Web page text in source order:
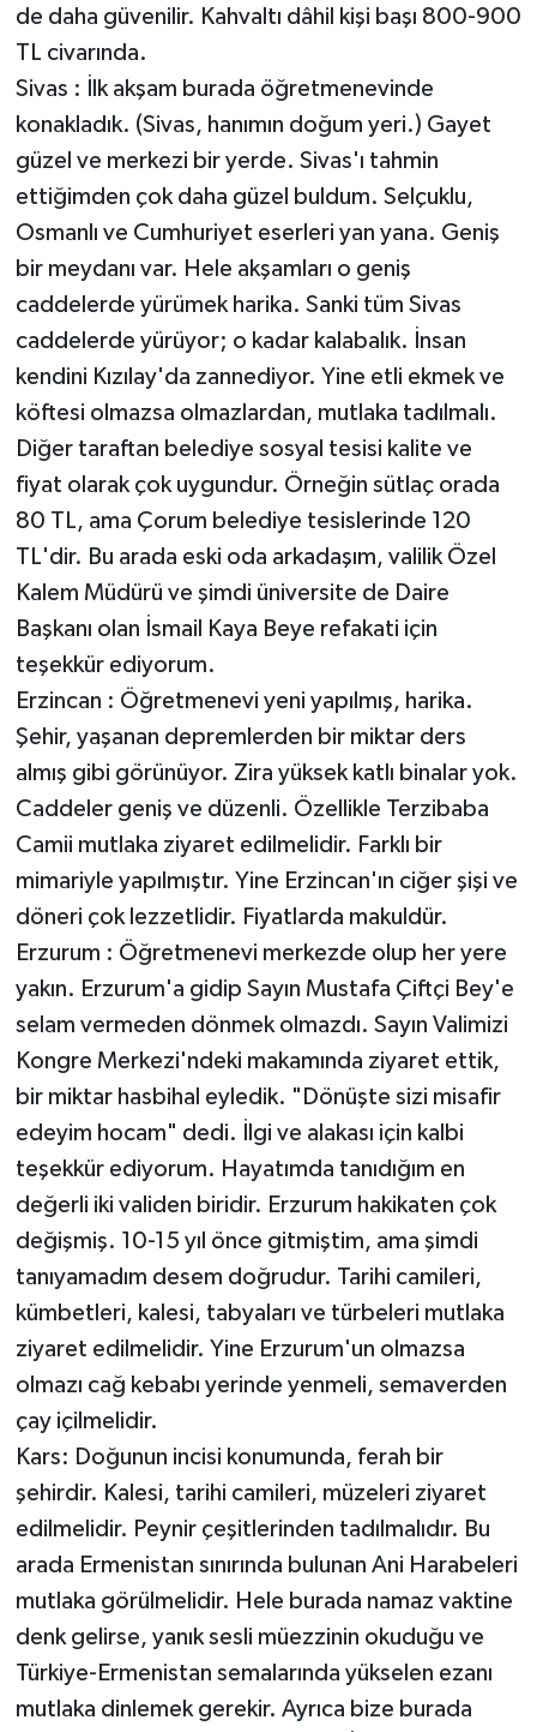
de daha güvenilir. Kahvaltı dâhil kişi başı 800-900
TL civarında.
Sivas : İlk akşam burada öğretmenevinde
konakladık. (Sivas, hanımın doğum yeri.) Gayet
güzel ve merkezi bir yerde. Sivas'ı tahmin
ettiğimden çok daha güzel buldum. Selçuklu,
Osmanlı ve Cumhuriyet eserleri yan yana. Geniş
bir meydanı var. Hele akşamları o geniş
caddelerde yürümek harika. Sanki tüm Sivas
caddelerde yürüyor; o kadar kalabalık. İnsan
kendini Kızılay'da zannediyor. Yine etli ekmek ve
köftesi olmazsa olmazlardan, mutlaka tadılmalı.
Diğer taraftan belediye sosyal tesisi kalite ve
fiyat olarak çok uygundur. Örneğin sütlaç orada
80 TL, ama Çorum belediye tesislerinde 120
TL'dir. Bu arada eski oda arkadaşım, valilik Özel
Kalem Müdürü ve şimdi üniversite de Daire
Başkanı olan İsmail Kaya Beye refakati için
teşekkür ediyorum.
Erzincan : Öğretmenevi yeni yapılmış, harika.
Şehir, yaşanan depremlerden bir miktar ders
almış gibi görünüyor. Zira yüksek katlı binalar yok.
Caddeler geniş ve düzenli. Özellikle Terzibaba
Camii mutlaka ziyaret edilmelidir. Farklı bir
mimariyle yapılmıştır. Yine Erzincan'ın ciğer şişi ve
döneri çok lezzetlidir. Fiyatlarda makuldür.
Erzurum : Öğretmenevi merkezde olup her yere
yakın. Erzurum'a gidip Sayın Mustafa Çiftçi Bey'e
selam vermeden dönmek olmazdı. Sayın Valimizi
Kongre Merkezi'ndeki makamında ziyaret ettik,
bir miktar hasbihal eyledik. "Dönüşte sizi misafir
edeyim hocam" dedi. İlgi ve alakası için kalbi
teşekkür ediyorum. Hayatımda tanıdığım en
değerli iki validen biridir. Erzurum hakikaten çok
değişmiş. 10-15 yıl önce gitmiştim, ama şimdi
tanıyamadım desem doğrudur. Tarihi camileri,
kümbetleri, kalesi, tabyaları ve türbeleri mutlaka
ziyaret edilmelidir. Yine Erzurum'un olmazsa
olmazı cağ kebabı yerinde yenmeli, semaverden
çay içilmelidir.
Kars: Doğunun incisi konumunda, ferah bir
şehirdir. Kalesi, tarihi camileri, müzeleri ziyaret
edilmelidir. Peynir çeşitlerinden tadılmalıdır. Bu
arada Ermenistan sınırında bulunan Ani Harabeleri
mutlaka görülmelidir. Hele burada namaz vaktine
denk gelirse, yanık sesli müezzinin okuduğu ve
Türkiye-Ermenistan semalarında yükselen ezanı
mutlaka dinlemek gerekir. Ayrıca bize burada